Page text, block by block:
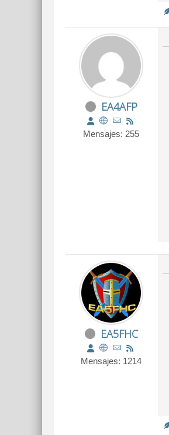
EA4AFP
Mensajes: 255
EA5FHC
Mensajes: 1214